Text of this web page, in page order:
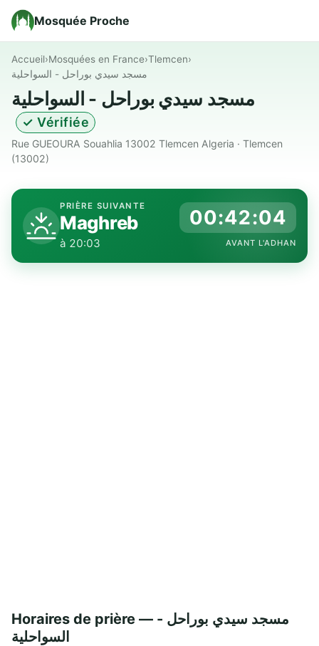
Mosquée Proche
Accueil›Mosquées en France›Tlemcen›
مسجد سيدي بوراحل - السواحلية
مسجد سيدي بوراحل - السواحلية
✓ Vérifiée
Rue GUEOURA Souahlia 13002 Tlemcen Algeria · Tlemcen
(13002)
PRIÈRE SUIVANTE
Maghreb
à 20:03
00:42:03
AVANT L'ADHAN
Horaires de prière — مسجد سيدي بوراحل -
السواحلية